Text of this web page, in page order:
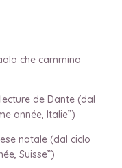
che cammina
de Dante (dal
année, Italie”)
natale (dal ciclo
Suisse”)